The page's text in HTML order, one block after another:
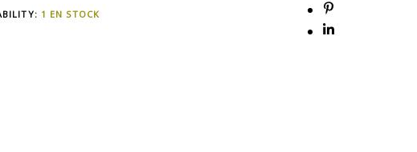
1 EN STOCK